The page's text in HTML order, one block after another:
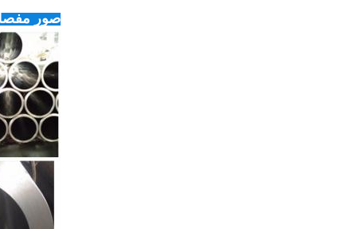
صور